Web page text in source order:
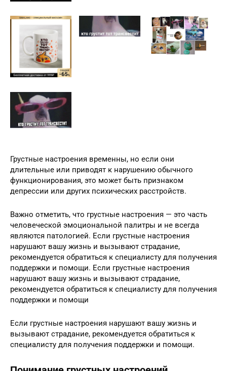
Грустные настроения временны, но если они
длительные или приводят к нарушению обычного
функционирования, это может быть признаком
депрессии или других психических расстройств.
Важно отметить, что грустные настроения — это часть
человеческой эмоциональной палитры и не всегда
являются патологией. Если грустные настроения
нарушают вашу жизнь и вызывают страдание,
рекомендуется обратиться к специалисту для получения
поддержки и помощи. Если грустные настроения
нарушают вашу жизнь и вызывают страдание,
рекомендуется обратиться к специалисту для получения
поддержки и помощи
Если грустные настроения нарушают вашу жизнь и
вызывают страдание, рекомендуется обратиться к
специалисту для получения поддержки и помощи.